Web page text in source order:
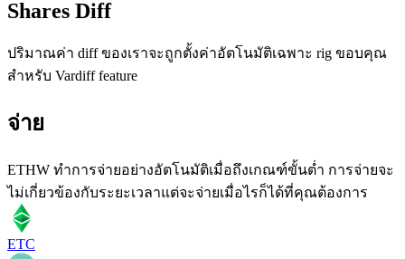
Shares Diff
ปริมาณค่า diff ของเราจะถูกตั้งค่าอัตโนมัติเฉพาะ rig ขอบคุณ
สำหรับ Vardiff feature
จ่าย
ETHW ทำการจ่ายอย่างอัตโนมัติเมื่อถึงเกณฑ์ขั้นต่ำ การจ่ายจะ
ไม่เกี่ยวข้องกับระยะเวลาแต่จะจ่ายเมื่อไรก็ได้ที่คุณต้องการ
ETC